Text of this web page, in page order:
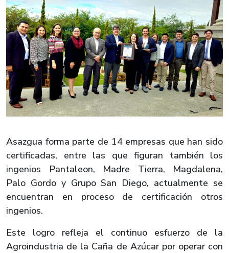
Asazgua forma parte de 14 empresas que han sido
certificadas, entre las que figuran también los
ingenios Pantaleon, Madre Tierra, Magdalena,
Palo Gordo y Grupo San Diego, actualmente se
encuentran en proceso de certificación otros
ingenios.
Este logro refleja el continuo esfuerzo de la
Agroindustria de la Caña de Azúcar por operar con